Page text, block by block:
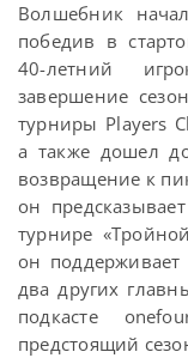
Волшебник
победив в
40-летний
завершение
турниры Players
а также дошел
возвращение к
он
турнире
он
два других
подкасте
предстоящий